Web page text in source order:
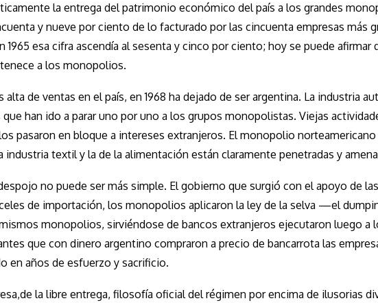
la entrega del patrimonio económico del país a los grandes
y nueve por ciento de lo facturado por las cincuenta empresas más
1965 esa cifra ascendía al sesenta y cinco por ciento; hoy se puede afirmar
a los monopolios.
alta de ventas en el país, en 1968 ha dejado de ser argentina. La industria
han ido a parar uno por uno a los grupos monopolistas. Viejas
pasaron en bloque a intereses extranjeros. El monopolio norteamericano
textil y la de la alimentación están claramente penetradas y
no puede ser más simple. El gobierno que surgió con el apoyo de
de importación, los monopolios aplicaron la ley de la selva —el
monopolios, sirviéndose de bancos extranjeros ejecutaron luego a
que con dinero argentino compraron a precio de bancarrota las
en años de esfuerzo y sacrificio.
la libre entrega, filosofía oficial del régimen por encima de ilusorias